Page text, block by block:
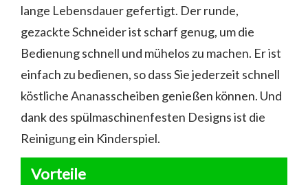
lange Lebensdauer gefertigt. Der runde,
gezackte Schneider ist scharf genug, um die
Bedienung schnell und mühelos zu machen. Er ist
einfach zu bedienen, so dass Sie jederzeit schnell
köstliche Ananasscheiben genießen können. Und
dank des spülmaschinenfesten Designs ist die
Reinigung ein Kinderspiel.
Vorteile